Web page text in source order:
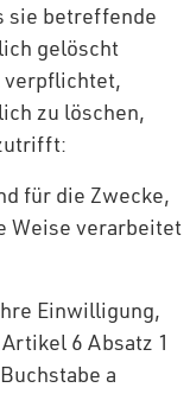
sie betreffende
gelöscht
verpflichtet,
zu löschen,
für die Zwecke,
Weise verarbeitet
Einwilligung,
6 Absatz 1
a